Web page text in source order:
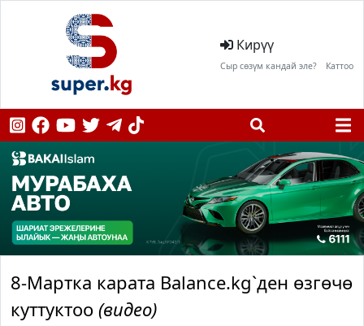
Кирүү
Сыр сөзүм кандай эле? Каттоо
8-Мартка карата Balance.kg`ден өзгөчө
куттуктоо (видео)